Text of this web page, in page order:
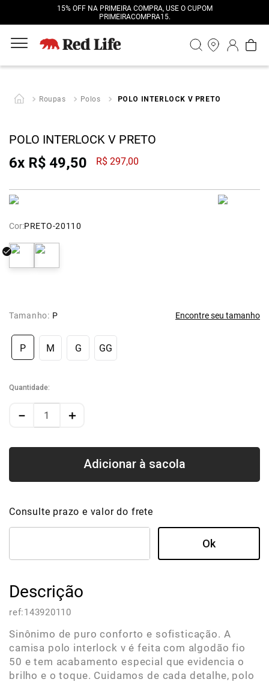
15% OFF NA PRIMEIRA COMPRA, USE O CUPOM
PRIMEIRACOMPRA15.
Roupas Polos POLO INTERLOCK V PRETO
POLO INTERLOCK V PRETO
6x R$ 49,50 R$ 297,00
Cor:PRETO-20110
Tamanho: P Encontre seu tamanho
P M G GG
Quantidade
＋
－
Consulte prazo e valor do frete
Descrição
ref:143920110
Sinônimo de puro conforto e sofisticação. A
camisa polo interlock v é feita com algodão fio
50 e tem acabamento especial que evidencia o
brilho e o toque. Cuidamos de cada detalhe, polo